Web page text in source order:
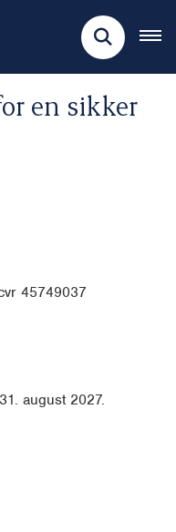
en sikker
45749037
august 2027.